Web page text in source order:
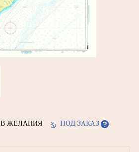
В ЖЕЛАНИЯ ПОД ЗАКАЗ